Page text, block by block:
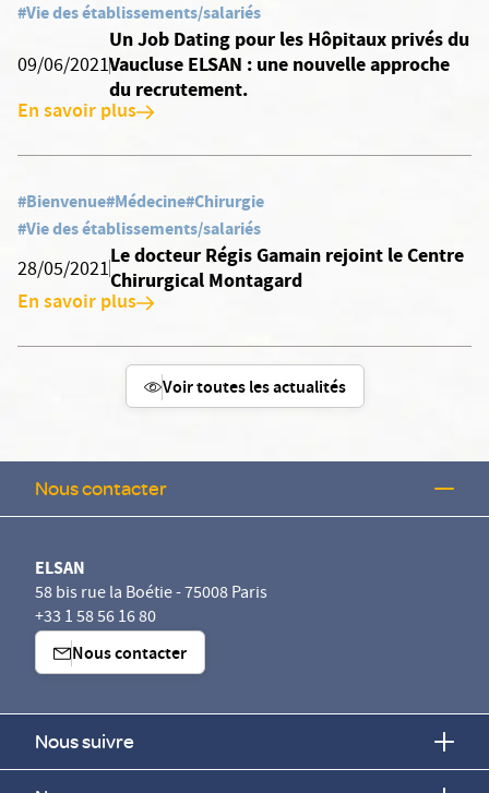
#Vie des établissements/salariés
09/06/2021
Un Job Dating pour les Hôpitaux privés du
Vaucluse ELSAN : une nouvelle approche
du recrutement.
En savoir plus
#Bienvenue#Médecine#Chirurgie
#Vie des établissements/salariés
28/05/2021
Le docteur Régis Gamain rejoint le Centre
Chirurgical Montagard
En savoir plus
Voir toutes les actualités
Nous contacter
ELSAN
58 bis rue la Boétie - 75008 Paris
+33 1 58 56 16 80
Nous contacter
Nous suivre